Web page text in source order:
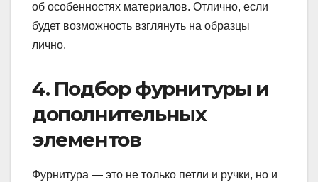
об особенностях материалов. Отлично, если
будет возможность взглянуть на образцы
лично.
4. Подбор фурнитуры и
дополнительных
элементов
Фурнитура — это не только петли и ручки, но и